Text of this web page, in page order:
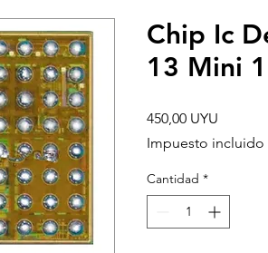
Chip Ic
13 Mini
450,00 UYU
Impuesto incluido
Cantidad *